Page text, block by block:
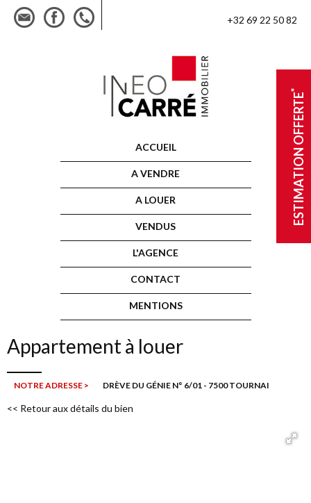
ESTIMATION OFFERTE
*
+32 69 22 50 82
ACCUEIL
A VENDRE
A LOUER
VENDUS
L'AGENCE
CONTACT
MENTIONS
Appartement à louer
NOTRE ADRESSE > DRÈVE DU GÉNIE N° 6/01 - 7500 TOURNAI
<< Retour aux détails du bien